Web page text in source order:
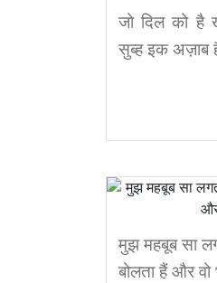
जो दिल को है
सुब्ह इक अज़ाब
मुझ महबूब सा
बोलता हैं और वो